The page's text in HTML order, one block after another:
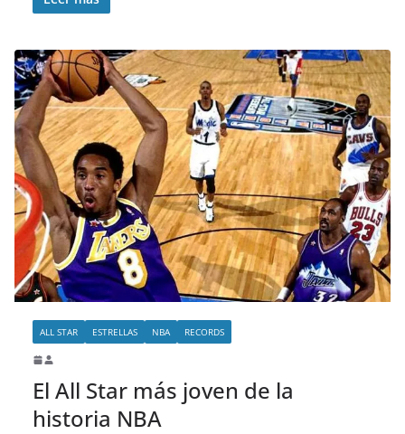
ALL STAR ESTRELLAS NBA RECORDS
El All Star más joven de la
historia NBA